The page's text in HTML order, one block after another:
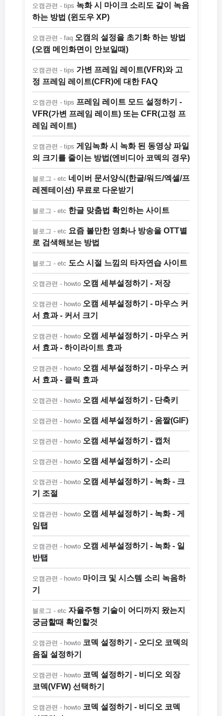
오캠관련 - tips 녹화 시 마이크 소리도 같이 녹음
하는 방법 (윈도우 XP)
오캠관련 - faq 오캠의 설정을 초기화 하는 방법
(오캠 메인화면이 안보일때)
오캠관련 - tips 가변 프레임 레이트(VFR)와 고
정 프레임 레이트(CFR)에 대한 FAQ
오캠관련 - tips 프레임 레이트 모드 설정하기 -
VFR(가변 프레임 레이트) 또는 CFR(고정 프
레임 레이트)
오캠관련 - tips 게임녹화 시 녹화 된 동영상 파일
의 크기를 줄이는 방법(엔비디아 코덱의 경우)
블로그 - etc 네이버 문서양식(한글/워드/엑셀/프
레젠테이션) 무료로 다운받기
블로그 - etc 한글 맞춤법 확인하는 사이트
블로그 - etc 요즘 볼만한 영화나 방송을 OTT별
로 검색해보는 방법
블로그 - etc 도스 시절 느낌의 타자연습 사이트
오캠관련 - howto 오캠 세부설정하기 - 저장
오캠관련 - howto 오캠 세부설정하기 - 마우스 커
서 효과 - 커서 크기
오캠관련 - howto 오캠 세부설정하기 - 마우스 커
서 효과 - 하이라이트 효과
오캠관련 - howto 오캠 세부설정하기 - 마우스 커
서 효과 - 클릭 효과
오캠관련 - howto 오캠 세부설정하기 - 단축키
오캠관련 - howto 오캠 세부설정하기 - 움짤(GIF)
오캠관련 - howto 오캠 세부설정하기 - 캡처
오캠관련 - howto 오캠 세부설정하기 - 소리
오캠관련 - howto 오캠 세부설정하기 - 녹화 - 크
기 조절
오캠관련 - howto 오캠 세부설정하기 - 녹화 - 게
임탭
오캠관련 - howto 오캠 세부설정하기 - 녹화 - 일
반탭
오캠관련 - howto 마이크 및 시스템 소리 녹음하
기
블로그 - etc 자율주행 기술이 어디까지 왔는지
궁금할때 확인할것
오캠관련 - howto 코덱 설정하기 - 오디오 코덱의
음질 설정하기
오캠관련 - howto 코덱 설정하기 - 비디오 외장
코덱(VFW) 선택하기
오캠관련 - howto 코덱 설정하기 - 비디오 코덱